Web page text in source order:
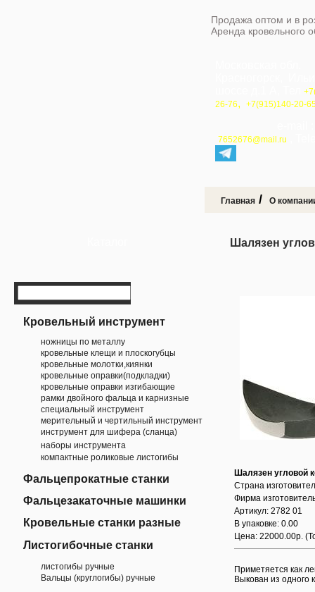
Продажа оптом и в
Аренда кровельного
26-76, +7(915)140-20-
7652676@mail.ru
Главная / О
Кровельный инструмент
ножницы по металлу
кровельные клещи и плоскогубцы
кровельные молотки,киянки
кровельные оправки(подкладки)
кровельные оправки изгибающие
рамки двойного фальца и карнизные
специальный инструмент
мерительный и чертильный инструмент
инструмент для шифера (сланца)
наборы инструмента
компактные роликовые листогибы
Фальцепрокатные станки
Фальцезакаточные машинки
Кровельные станки разные
Листогибочные станки
листогибы ручные
Вальцы (круглогибы) ручные
Шалязен
Шалязен угловой
Страна
Фирма
Артикул: 2782 01
В упаковке: 0.00
Цена: 22000.00р.
Приметяется как
Выкован из одного